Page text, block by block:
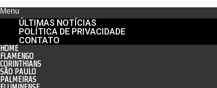
Menu
ÚLTIMAS NOTÍCIAS
POLÍTICA DE PRIVACIDADE
CONTATO
HOME
FLAMENGO
CORINTHIANS
SÃO PAULO
PALMEIRAS